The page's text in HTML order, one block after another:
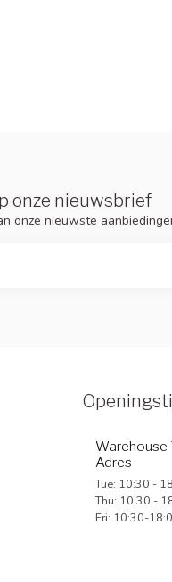
onze nieuwsbrief
onze nieuwste
Warehouse
Adres
Tue: 10:30 -
Thu: 10:30 -
Fri: 10:30-